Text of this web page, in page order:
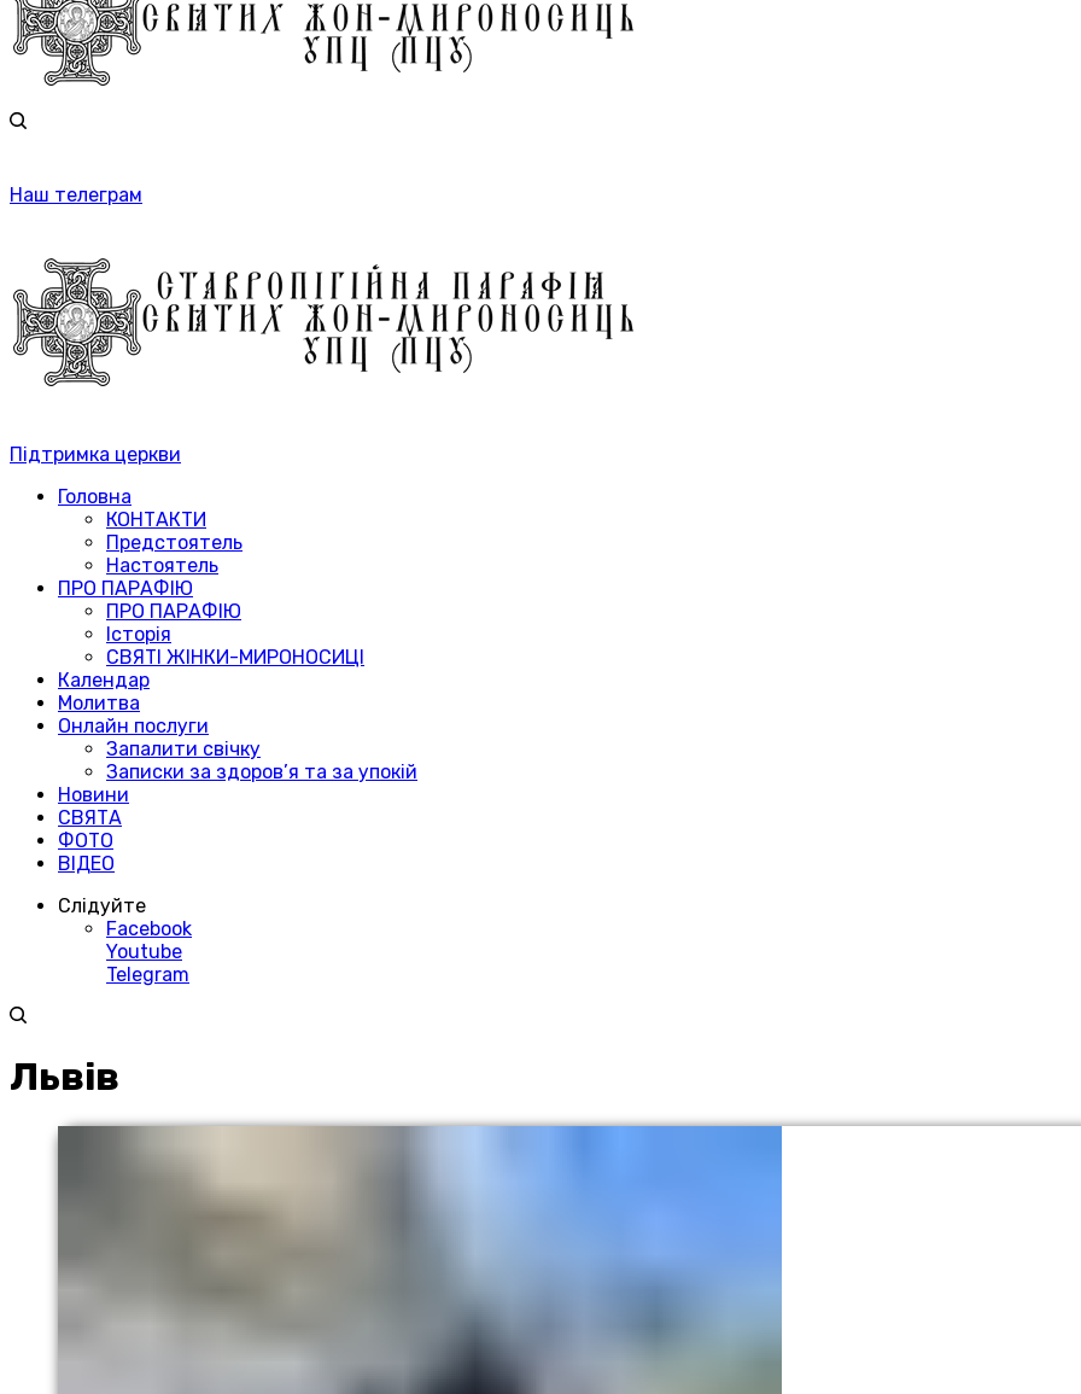
Наш телеграм
Підтримка церкви
Головна
КОНТАКТИ
Предстоятель
Настоятель
ПРО ПАРАФІЮ
ПРО ПАРАФІЮ
Історія
СВЯТІ ЖІНКИ-МИРОНОСИЦІ
Календар
Молитва
Онлайн послуги
Запалити свічку
Записки за здоров’я та за упокій
Новини
СВЯТА
ФОТО
ВІДЕО
Слідуйте
Facebook
Youtube
Telegram
Львів